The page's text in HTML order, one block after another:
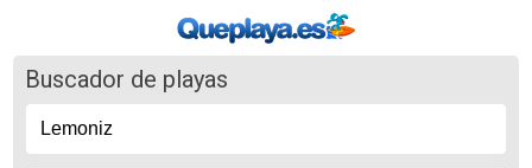
Buscador de playas